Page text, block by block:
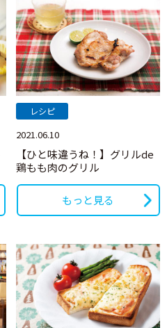
レシピ
2021.06.10
【ひと味違うね！】グリルde
鶏もも肉のグリル
もっと見る